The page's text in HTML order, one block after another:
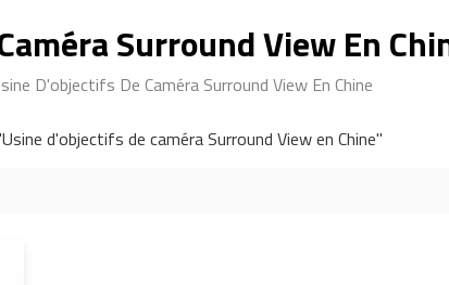
Surround View En
D'objectifs De Caméra Surround View En Chine
d'objectifs de caméra Surround View en Chine"